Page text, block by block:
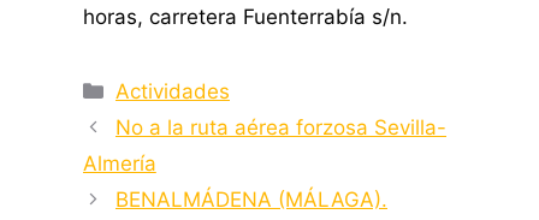
horas, carretera Fuenterrabía s/n.
Categorías
Actividades
No a la ruta aérea forzosa Sevilla-
Almería
BENALMÁDENA (MÁLAGA).